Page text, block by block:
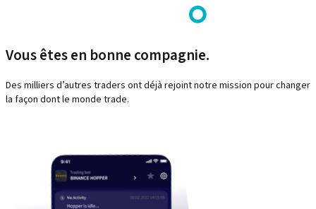
Vous êtes en bonne compagnie.
Des milliers d’autres traders ont déjà rejoint notre mission pour changer
la façon dont le monde trade.